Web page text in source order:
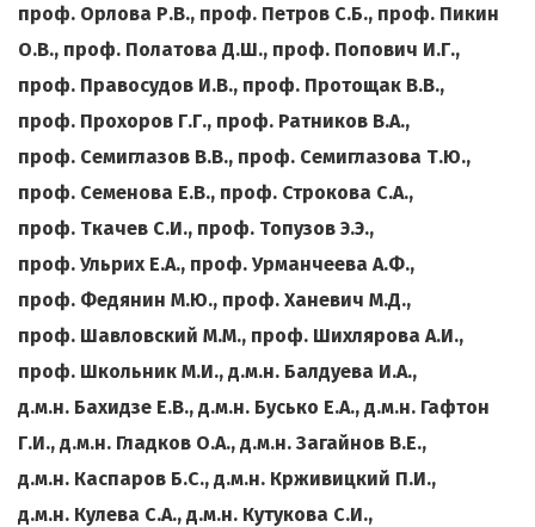
проф. Орлова Р.В., проф. Петров С.Б., проф. Пикин
О.В., проф. Полатова Д.Ш., проф. Попович И.Г.,
проф. Правосудов И.В., проф. Протощак В.В.,
проф. Прохоров Г.Г., проф. Ратников В.А.,
проф. Семиглазов В.В., проф. Семиглазова Т.Ю.,
проф. Семенова Е.В., проф. Строкова С.А.,
проф. Ткачев С.И., проф. Топузов Э.Э.,
проф. Ульрих Е.А., проф. Урманчеева А.Ф.,
проф. Федянин М.Ю., проф. Ханевич М.Д.,
проф. Шавловский М.М., проф. Шихлярова А.И.,
проф. Школьник М.И., д.м.н. Балдуева И.А.,
д.м.н. Бахидзе Е.В., д.м.н. Бусько Е.А., д.м.н. Гафтон
Г.И., д.м.н. Гладков О.А., д.м.н. Загайнов В.Е.,
д.м.н. Каспаров Б.С., д.м.н. Крживицкий П.И.,
д.м.н. Кулева С.А., д.м.н. Кутукова С.И.,